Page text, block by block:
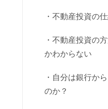
・不動産投資の
・不動産投資の
かわからない
・自分は銀行か
のか？